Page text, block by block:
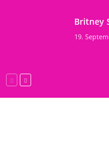
Britney
19.